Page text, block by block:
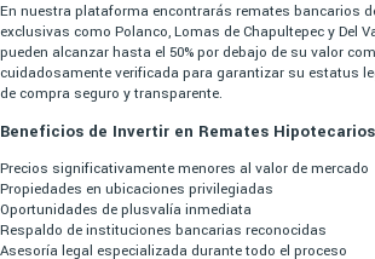
En nuestra plataforma encontrarás remates bancarios
exclusivas como Polanco, Lomas de Chapultepec y Del
pueden alcanzar hasta el 50% por debajo de su valor
cuidadosamente verificada para garantizar su estatus
de compra seguro y transparente.
Beneficios de Invertir en Remates Hipotecarios
Precios significativamente menores al valor de mercado
Propiedades en ubicaciones privilegiadas
Oportunidades de plusvalía inmediata
Respaldo de instituciones bancarias reconocidas
Asesoría legal especializada durante todo el proceso